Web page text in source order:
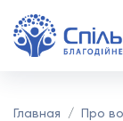
Главная
Про